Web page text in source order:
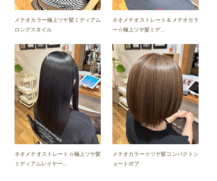
メテオカラー極上ツヤ髪ミディアム
ロングスタイル
ネオメテオストレート＆メテオカラ
ー☆極上ツヤ髪ミデ...
ネオメテオストレート☆極上ツヤ髪
ミディアムレイヤー...
メテオカラー☆ツヤ髪コンパクトシ
ョートボブ